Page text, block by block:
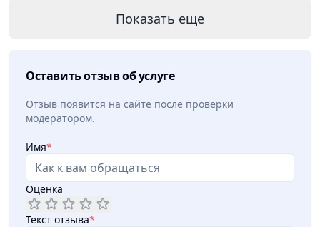
Показать еще
Оставить отзыв об услуге
Отзыв появится на сайте после проверки
модератором.
Имя*
Оценка
Текст отзыва*